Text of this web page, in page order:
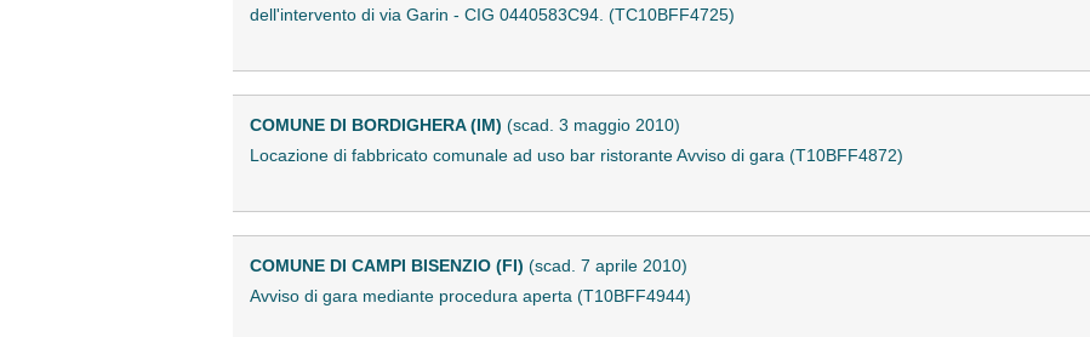
dell'intervento di via Garin - CIG 0440583C94. (TC10BFF4725)
COMUNE DI BORDIGHERA (IM) (scad. 3 maggio 2010)
Locazione di fabbricato comunale ad uso bar ristorante Avviso di gara (T10BFF4872)
COMUNE DI CAMPI BISENZIO (FI) (scad. 7 aprile 2010)
Avviso di gara mediante procedura aperta (T10BFF4944)